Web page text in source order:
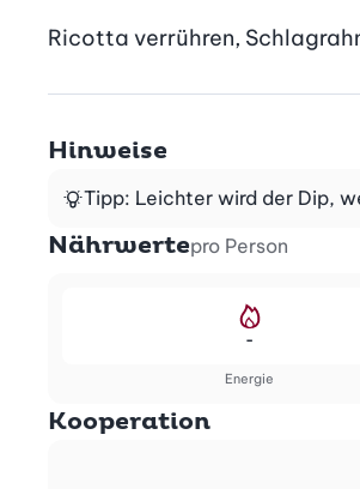
Ricotta verrühren,
Hinweise
Tipp: Leichter wird der Dip,
Nährwertepro Person
Energie
-
Kooperation